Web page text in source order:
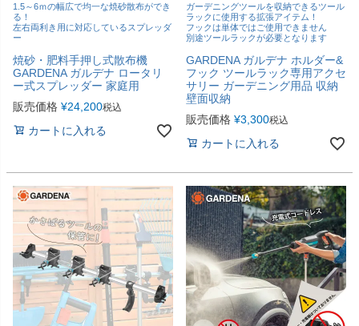
1.5～6ｍの幅広で均一な焼砂散布ができ
る！
左右両利き用に対応しているスプレッダ
ー
焼砂・肥料手押し式散布機
GARDENA ガルデナ ロータリ
ー式スプレッダー 家庭用
販売価格 ¥24,200税込
カートに入れる
ガーデニングツールを収納できるツール
ラックに使用する拡張アイテム！
フックは単体ではご使用できません
別途ツールラックが必要となります
GARDENA ガルデナ ホルダー&
フック ツールラック専用アクセ
サリー ガーデニング用品 収納
壁面収納
販売価格 ¥3,300税込
カートに入れる